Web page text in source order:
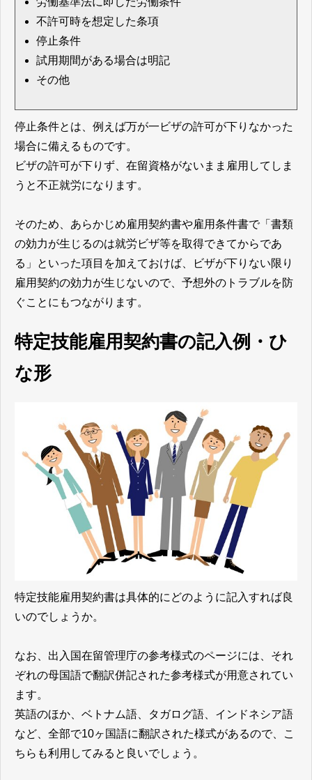
不許可時を想定した条項
停止条件
試用期間がある場合は明記
その他
停止条件とは、例えば万が一ビザの許可が下りなかった
場合に備えるものです。
ビザの許可が下りず、在留資格がないまま雇用してしま
うと不正就労になります。
そのため、あらかじめ雇用契約書や雇用条件書で「書類
の効力が生じるのは就労ビザ等を取得できてからであ
る」といった項目を加えておけば、ビザが下りない限り
雇用契約の効力が生じないので、予想外のトラブルを防
ぐことにもつながります。
特定技能雇用契約書の記入例・ひ
な形
特定技能雇用契約書は具体的にどのように記入すれば良
いのでしょうか。
なお、出入国在留管理庁の参考様式のページには、それ
ぞれの母国語で翻訳併記された参考様式が用意されてい
ます。
英語のほか、ベトナム語、タガログ語、インドネシア語
など、全部で10ヶ国語に翻訳された様式があるので、こ
ちらも利用してみると良いでしょう。